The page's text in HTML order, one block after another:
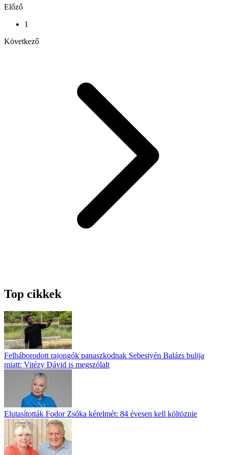
Előző
1
Következő
Top cikkek
Felháborodott rajongók panaszkodnak Sebestyén Balázs bulija
miatt: Vitézy Dávid is megszólalt
Elutasították Fodor Zsóka kérelmét: 84 évesen kell költöznie